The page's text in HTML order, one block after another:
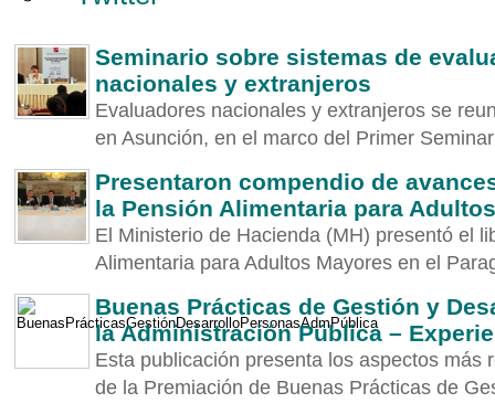
Seminario sobre sistemas de
nacionales y extranjeros
Evaluadores nacionales y extranjeros se
en Asunción, en el marco del Primer
Presentaron compendio de
la Pensión Alimentaria para
El Ministerio de Hacienda (MH) presentó el
Alimentaria para Adultos Mayores en el
Buenas Prácticas de Gestión y
la Administración Pública –
Esta publicación presenta los aspectos más
de la Premiación de Buenas Prácticas de